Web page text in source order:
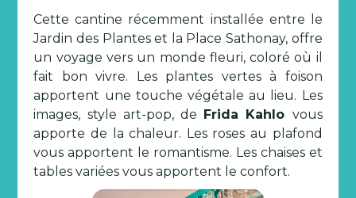
Cette cantine récemment installée entre le
Jardin des Plantes et la Place Sathonay, offre
un voyage vers un monde fleuri, coloré où il
fait bon vivre. Les plantes vertes à foison
apportent une touche végétale au lieu. Les
images, style art-pop, de Frida Kahlo vous
apporte de la chaleur. Les roses au plafond
vous apportent le romantisme. Les chaises et
tables variées vous apportent le confort.